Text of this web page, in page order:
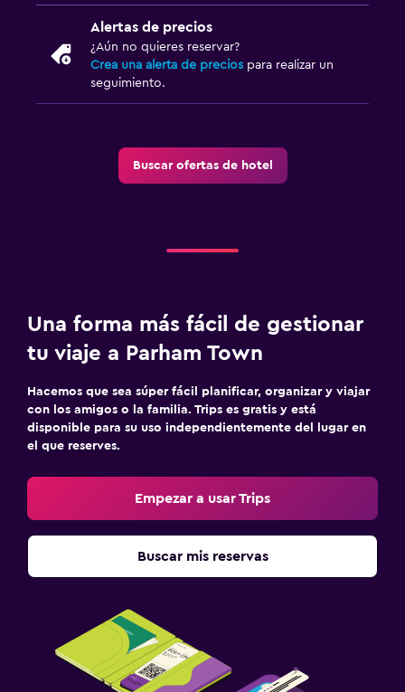
Alertas de precios
¿Aún no quieres reservar?
Crea una alerta de precios para realizar un
seguimiento.
Buscar ofertas de hotel
Una forma más fácil de gestionar
tu viaje a Parham Town
Hacemos que sea súper fácil planificar, organizar y viajar
con los amigos o la familia. Trips es gratis y está
disponible para su uso independientemente del lugar en
el que reserves.
Empezar a usar Trips
Buscar mis reservas